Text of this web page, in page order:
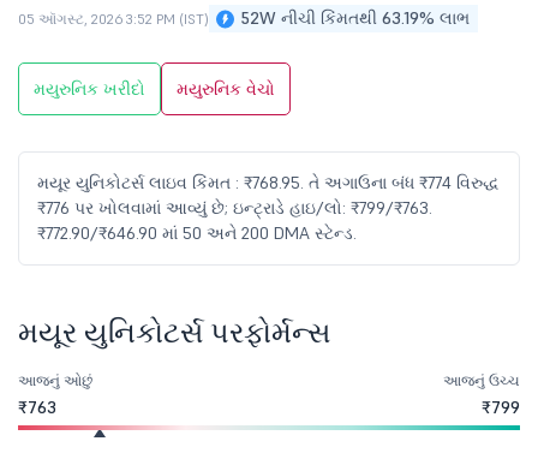
52W નીચી કિંમતથી 63.19% લાભ
05 ઑગસ્ટ, 2026 3:52 PM (IST)
મયુરુનિક ખરીદો મયુરુનિક વેચો
મયૂર યુનિકોટર્સ લાઇવ કિંમત : ₹768.95. તે અગાઉના બંધ ₹774 વિરુદ્ધ
₹776 પર ખોલવામાં આવ્યું છે; ઇન્ટ્રાડે હાઇ/લો: ₹799/₹763.
₹772.90/₹646.90 માં 50 અને 200 DMA સ્ટેન્ડ.
મયૂર યુનિકોટર્સ પરફોર્મન્સ
આજનું ઓછું
₹763
આજનું ઉચ્ચ
₹799